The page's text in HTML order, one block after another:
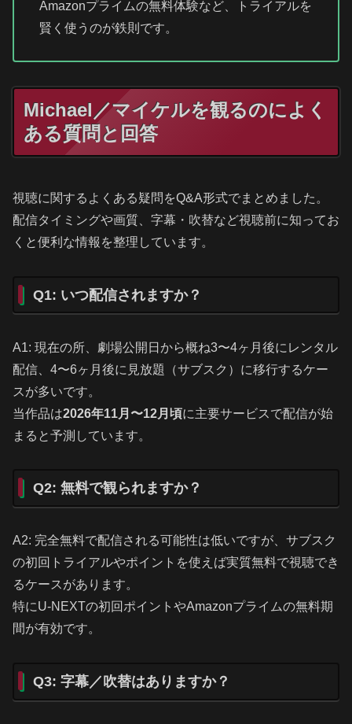
Amazonプライムの無料体験など、トライアルを
賢く使うのが鉄則です。
Michael／マイケルを観るのによく
ある質問と回答
視聴に関するよくある疑問をQ&A形式でまとめました。
配信タイミングや画質、字幕・吹替など視聴前に知ってお
くと便利な情報を整理しています。
Q1: いつ配信されますか？
A1: 現在の所、劇場公開日から概ね3〜4ヶ月後にレンタル
配信、4〜6ヶ月後に見放題（サブスク）に移行するケー
スが多いです。
当作品は2026年11月〜12月頃に主要サービスで配信が始
まると予測しています。
Q2: 無料で観られますか？
A2: 完全無料で配信される可能性は低いですが、サブスク
の初回トライアルやポイントを使えば実質無料で視聴でき
るケースがあります。
特にU-NEXTの初回ポイントやAmazonプライムの無料期
間が有効です。
Q3: 字幕／吹替はありますか？